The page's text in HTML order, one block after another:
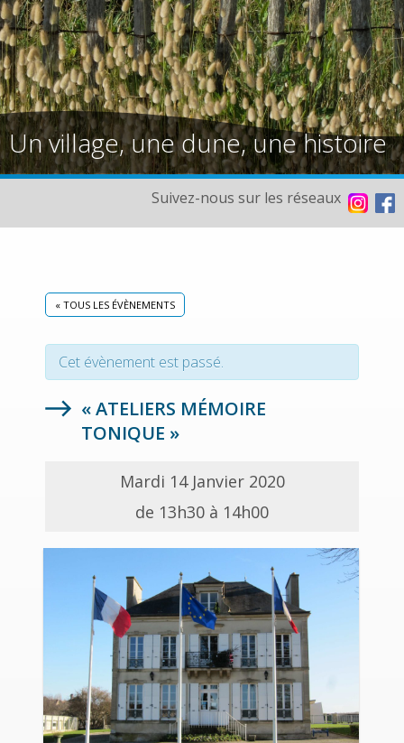
Un village, une dune, une histoire
Suivez-nous sur les réseaux
« TOUS LES ÉVÈNEMENTS
Cet évènement est passé.
« ATELIERS MÉMOIRE
TONIQUE »
Mardi 14 Janvier 2020
de 13h30 à 14h00